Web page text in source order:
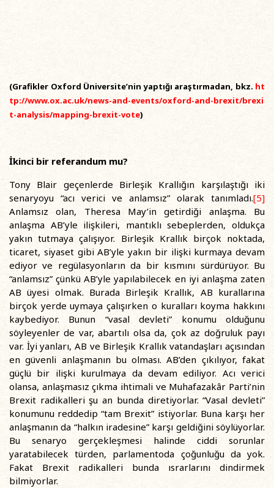
(Grafikler Oxford Üniversite’nin yaptığı araştırmadan, bkz. ht
tp://www.ox.ac.uk/news-and-events/oxford-and-brexit/brexi
t-analysis/mapping-brexit-vote)
İkinci bir referandum mu?
Tony Blair geçenlerde Birleşik Krallığın karşılaştığı iki
senaryoyu “acı verici ve anlamsız” olarak tanımladı.[5]
Anlamsız olan, Theresa May’in getirdiği anlaşma. Bu
anlaşma AB’yle ilişkileri, mantıklı sebeplerden, oldukça
yakın tutmaya çalışıyor. Birleşik Krallık birçok noktada,
ticaret, siyaset gibi AB’yle yakın bir ilişki kurmaya devam
ediyor ve regülasyonların da bir kısmını sürdürüyor. Bu
“anlamsız” çünkü AB’yle yapılabilecek en iyi anlaşma zaten
AB üyesi olmak. Burada Birleşik Krallık, AB kurallarına
birçok yerde uymaya çalışırken o kuralları koyma hakkını
kaybediyor. Bunun “vasal devleti” konumu olduğunu
söyleyenler de var, abartılı olsa da, çok az doğruluk payı
var. İyi yanları, AB ve Birleşik Krallık vatandaşları açısından
en güvenli anlaşmanın bu olması. AB’den çıkılıyor, fakat
güçlü bir ilişki kurulmaya da devam ediliyor. Acı verici
olansa, anlaşmasız çıkma ihtimali ve Muhafazakâr Parti’nin
Brexit radikalleri şu an bunda diretiyorlar. “Vasal devleti”
konumunu reddedip “tam Brexit” istiyorlar. Buna karşı her
anlaşmanın da “halkın iradesine” karşı geldiğini söylüyorlar.
Bu senaryo gerçekleşmesi halinde ciddi sorunlar
yaratabilecek türden, parlamentoda çoğunluğu da yok.
Fakat Brexit radikalleri bunda ısrarlarını dindirmek
bilmiyorlar.